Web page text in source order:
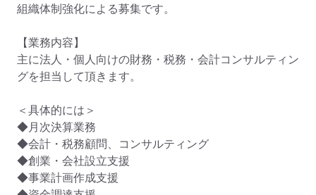
組織体制強化による募集です。
【業務内容】
主に法人・個人向けの財務・税務・会計コンサルティン
グを担当して頂きます。
＜具体的には＞
◆月次決算業務
◆会計・税務顧問、コンサルティング
◆創業・会社設立支援
◆事業計画作成支援